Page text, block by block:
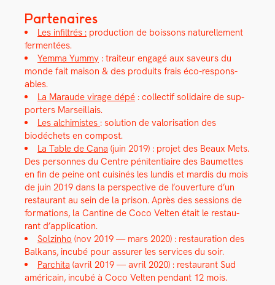
Partenaires
Les infil­trés : pro­duc­tion de bois­sons naturelle­ment
fer­men­tées.
Yem­ma Yum­my : trai­teur engagé aux saveurs du
monde fait mai­son & des pro­duits frais éco-respon­s­
ables.
La Maraude virage dépé : col­lec­tif sol­idaire de sup­
port­ers Mar­seil­lais.
Les alchimistes : solu­tion de val­ori­sa­tion des
biodéchets en com­post.
La Table de Cana (juin 2019) : pro­jet des Beaux Mets.
Des per­son­nes du Cen­tre péni­ten­ti­aire des Baumettes
en fin de peine ont cuis­inés les lundis et mardis du mois
de juin 2019 dans la per­spec­tive de l’ouverture d’un
restau­rant au sein de la prison. Après des ses­sions de
for­ma­tions, la Can­tine de Coco Vel­ten était le restau­
rant d’application.
Solz­in­ho (nov 2019 — mars 2020) : restau­ra­tion des
Balka­ns, incubé pour assur­er les ser­vices du soir.
Par­chi­ta (avril 2019 — avril 2020) : restau­rant Sud
améri­cain, incubé à Coco Vel­ten pen­dant 12 mois.